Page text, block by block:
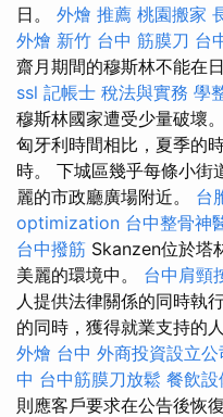
日。 外燴 推薦 桃園搬家
外燴 新竹 台中 筋膜刀 台
齋月期間的穆斯林不能在
ssl 記帳士 稅法與實務 學
穆斯林國家遭受少量破壞。
匈牙利時間相比，夏季的
時。 下城區幾乎每條小街
麗的市政廳廣場附近。 台
optimization 台中整骨神
台中撥筋 Skanzen位於塔
美麗的環境中。 台中肩頸
人提供法律關係的同時執
的同時，獲得就業支持的
外燴 台中 外商投資設立公
中 台中筋膜刀放鬆 餐飲設
則應客戶要求在公告後恢